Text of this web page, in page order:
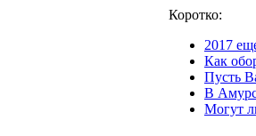
Коротко:
2017
Как
Пусть
В
Могут